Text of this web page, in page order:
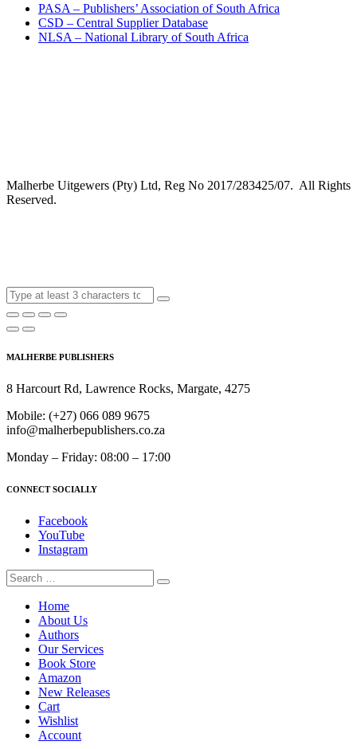
PASA – Publishers’ Association of South Africa
CSD – Central Supplier Database
NLSA – National Library of South Africa
Malherbe Uitgewers (Pty) Ltd, Reg No 2017/283425/07. All Rights
Reserved.
MALHERBE PUBLISHERS
8 Harcourt Rd, Lawrence Rocks, Margate, 4275
Mobile: (+27) 066 089 9675
info@malherbepublishers.co.za
Monday – Friday: 08:00 – 17:00
CONNECT SOCIALLY
Facebook
YouTube
Instagram
Home
About Us
Authors
Our Services
Book Store
Amazon
New Releases
Cart
Wishlist
Account